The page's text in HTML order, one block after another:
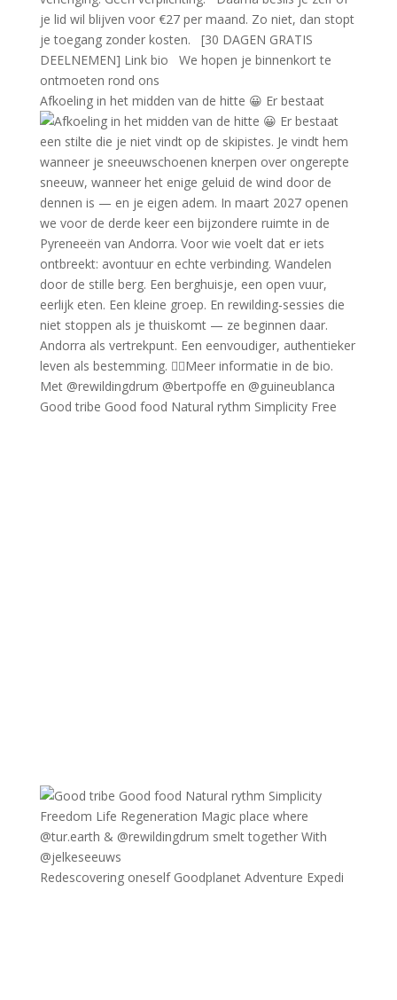
Afkoeling in het midden van de hitte 😀 Er bestaat
Good tribe Good food Natural rythm Simplicity Free
Redescovering oneself Goodplanet Adventure Expedi